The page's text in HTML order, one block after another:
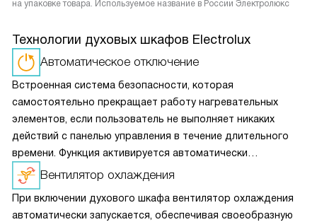
на упаковке товара. Используемое название в России Электролюкс
Технологии духовых шкафов Electrolux
Автоматическое отключение
Встроенная система безопасности, которая
самостоятельно прекращает работу нагревательных
элементов, если пользователь не выполняет никаких
действий с панелью управления в течение длительного
времени. Функция активируется автоматически
и не требует дополнительной настройки.
Вентилятор охлаждения
При включении духового шкафа вентилятор охлаждения
автоматически запускается, обеспечивая своеобразную